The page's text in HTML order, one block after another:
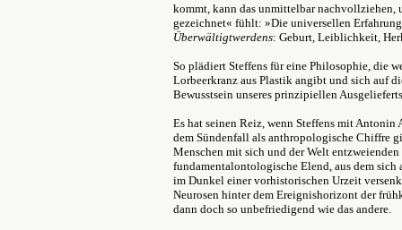
kommt, kann das unmittelbar nachvollziehen,
gezeichnet« fühlt: »Die universellen
Überwältigtwerdens: Geburt, Leiblichkeit,
So plädiert Steffens für eine Philosophie, die
Lorbeerkranz aus Plastik angibt und sich auf
Bewusstsein unseres prinzipiellen
Es hat seinen Reiz, wenn Steffens mit
dem Sündenfall als anthropologische Chiffre
Menschen mit sich und der Welt
fundamentalontologische Elend, aus dem
im Dunkel einer vorhistorischen Urzeit
Neurosen hinter dem Ereignishorizont der
dann doch so unbefriedigend wie das andere.